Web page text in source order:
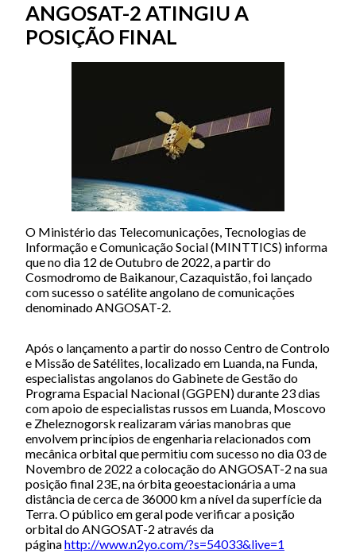
ANGOSAT-2 ATINGIU A
POSIÇÃO FINAL
O Ministério das Telecomunicações, Tecnologias de
Informação e Comunicação Social (MINTTICS) informa
que no dia 12 de Outubro de 2022, a partir do
Cosmodromo de Baikanour, Cazaquistão, foi lançado
com sucesso o satélite angolano de comunicações
denominado ANGOSAT-2.
Após o lançamento a partir do nosso Centro de Controlo
e Missão de Satélites, localizado em Luanda, na Funda,
especialistas angolanos do Gabinete de Gestão do
Programa Espacial Nacional (GGPEN) durante 23 dias
com apoio de especialistas russos em Luanda, Moscovo
e Zheleznogorsk realizaram várias manobras que
envolvem princípios de engenharia relacionados com
mecânica orbital que permitiu com sucesso no dia 03 de
Novembro de 2022 a colocação do ANGOSAT-2 na sua
posição final 23E, na órbita geoestacionária a uma
distância de cerca de 36000 km a nível da superfície da
Terra. O público em geral pode verificar a posição
orbital do ANGOSAT-2 através da
páginahttp://www.n2yo.com/?s=54033&live=1